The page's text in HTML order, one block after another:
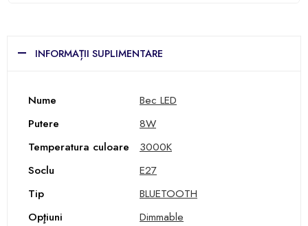
INFORMAȚII SUPLIMENTARE
Nume
Bec LED
Putere
8W
Temperatura culoare
3000K
Soclu
E27
Tip
BLUETOOTH
Opţiuni
Dimmable